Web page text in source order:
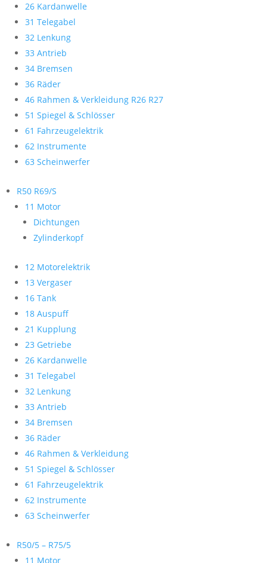
26 Kardanwelle
31 Telegabel
32 Lenkung
33 Antrieb
34 Bremsen
36 Räder
46 Rahmen & Verkleidung R26 R27
51 Spiegel & Schlösser
61 Fahrzeugelektrik
62 Instrumente
63 Scheinwerfer
R50 R69/S
11 Motor
Dichtungen
Zylinderkopf
12 Motorelektrik
13 Vergaser
16 Tank
18 Auspuff
21 Kupplung
23 Getriebe
26 Kardanwelle
31 Telegabel
32 Lenkung
33 Antrieb
34 Bremsen
36 Räder
46 Rahmen & Verkleidung
51 Spiegel & Schlösser
61 Fahrzeugelektrik
62 Instrumente
63 Scheinwerfer
R50/5 – R75/5
11 Motor